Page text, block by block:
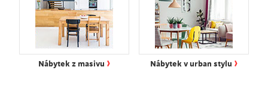
Nábytek z masivu › Nábytek v urban stylu ›